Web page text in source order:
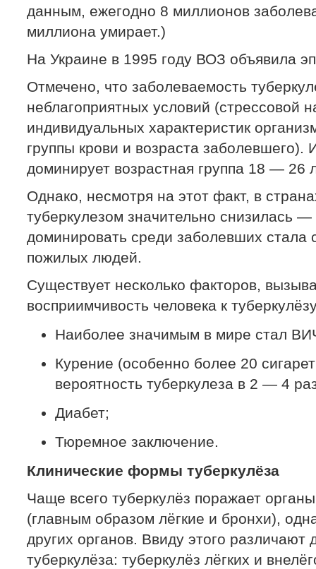
данным, ежегодно 8 миллионов
миллиона умирает.)
На Украине в 1995 году ВОЗ объявила
Отмечено, что заболеваемость
неблагоприятных условий (стрессовой
индивидуальных характеристик
группы крови и возраста
доминирует возрастная группа 18 — 26
Однако, несмотря на этот факт, в
туберкулезом значительно снизилась
доминировать среди заболевших стала
пожилых людей.
Существует несколько факторов,
восприимчивость человека к
Наиболее значимым в мире стал
Курение (особенно более 20
вероятность туберкулеза в 2 — 4
Диабет;
Тюремное заключение.
Клинические формы туберкулёза
Чаще всего туберкулёз поражает
(главным образом лёгкие и бронхи),
других органов. Ввиду этого различают
туберкулёза: туберкулёз лёгких и